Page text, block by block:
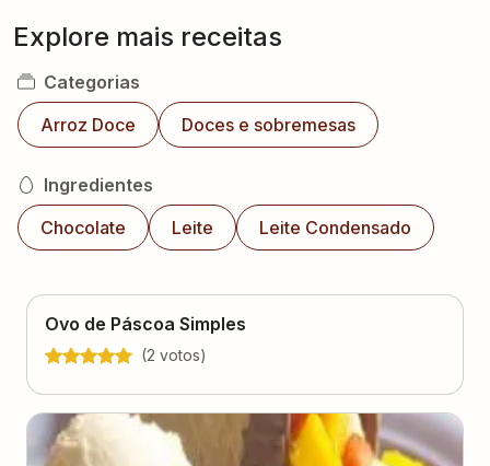
Explore mais receitas
Categorias
Arroz Doce
Doces e sobremesas
Ingredientes
Chocolate
Leite Leite Condensado
Ovo de Páscoa Simples
(2 votos)